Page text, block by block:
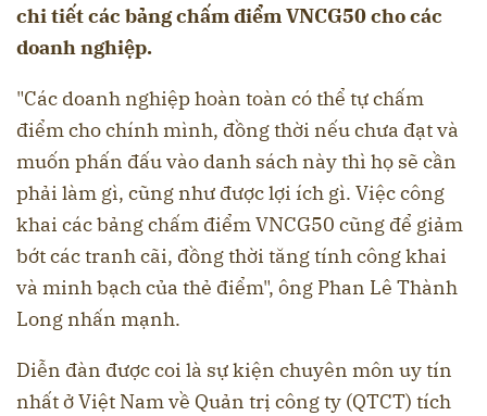
chi tiết các bảng chấm điểm VNCG50 cho các
doanh nghiệp.
"Các doanh nghiệp hoàn toàn có thể tự chấm
điểm cho chính mình, đồng thời nếu chưa đạt và
muốn phấn đấu vào danh sách này thì họ sẽ cần
phải làm gì, cũng như được lợi ích gì. Việc công
khai các bảng chấm điểm VNCG50 cũng để giảm
bớt các tranh cãi, đồng thời tăng tính công khai
và minh bạch của thẻ điểm", ông Phan Lê Thành
Long nhấn mạnh.
Diễn đàn được coi là sự kiện chuyên môn uy tín
nhất ở Việt Nam về Quản trị công ty (QTCT) tích